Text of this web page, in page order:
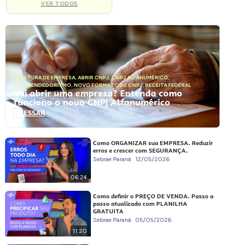
VER TODOS
ABERTURA DE EMPRESA, ABRIR CNPJ,CNPJ ALFANUMÉRICO,
EMPREENDEDORISMO, NOVO FORMATO DE CNPJ,RECEITA FEDERAL
Vai abrir uma empresa? Entenda como
funciona o novo CNPJ Alfanumérico
ACESSAR
06:24
Como ORGANIZAR sua EMPRESA. Reduzir
erros e crescer com SEGURANÇA.
Sebrae Paraná 12/05/2026
11:20
Como definir o PREÇO DE VENDA. Passo a
passo atualizado com PLANILHA
GRATUITA
Sebrae Paraná 05/05/2026